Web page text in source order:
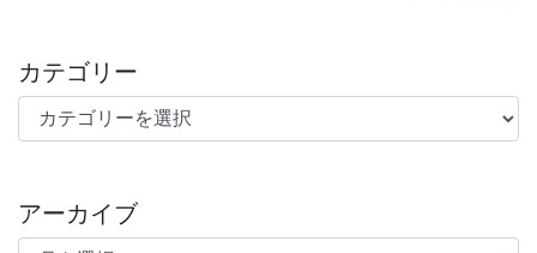
カテゴリー
カテゴリー
アーカイブ